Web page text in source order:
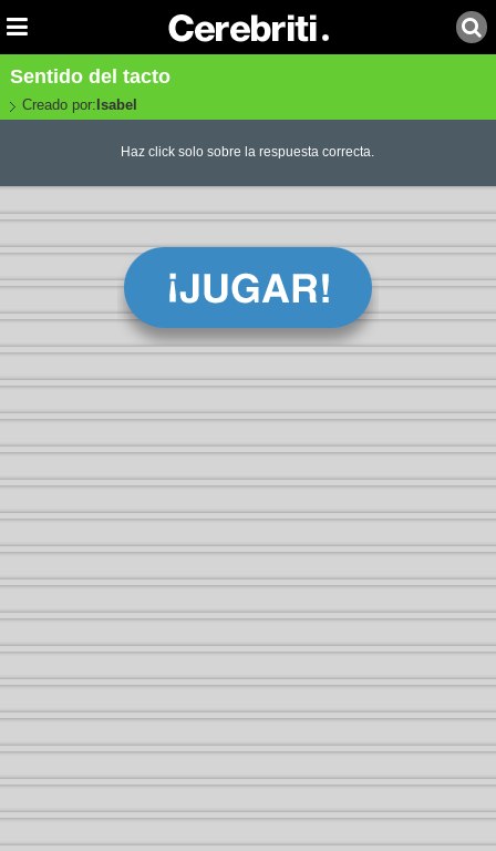
Sentido del tacto
Creado por: Isabel
Haz click solo sobre la respuesta correcta.